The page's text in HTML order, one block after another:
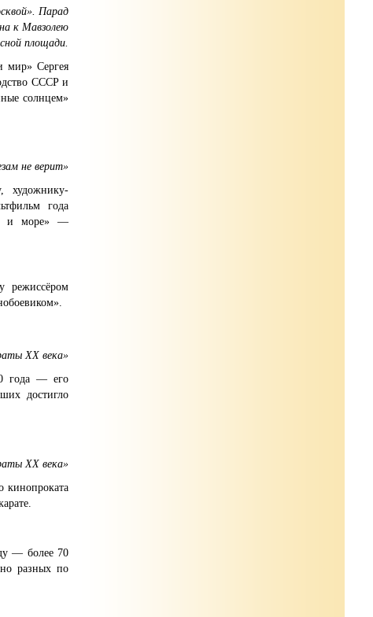
Парад
к Мавзолею
площади.
мир» Сергея
СССР и
солнцем»
не верит»
художнику-
года
и море» —
режиссёром
XX века»
года — его
достигло
ХХ века»
кинопроката
— более 70
разных по